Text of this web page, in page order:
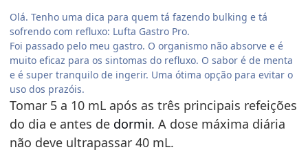
Olá. Tenho uma dica para quem tá fazendo bulking e tá
sofrendo com refluxo: Lufta Gastro Pro.
Foi passado pelo meu gastro. O organismo não absorve e é
muito eficaz para os sintomas do refluxo. O sabor é de menta
e é super tranquilo de ingerir. Uma ótima opção para evitar o
uso dos prazóis.
Tomar 5 a 10 mL após as três principais refeições
do dia e antes de dormir. A dose máxima diária
não deve ultrapassar 40 mL.